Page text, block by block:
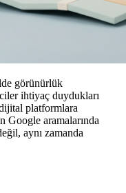
görünürlük
ihtiyaç duydukları
platformlara
Google aramalarında
aynı zamanda